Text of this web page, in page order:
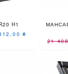
H1
₴
21